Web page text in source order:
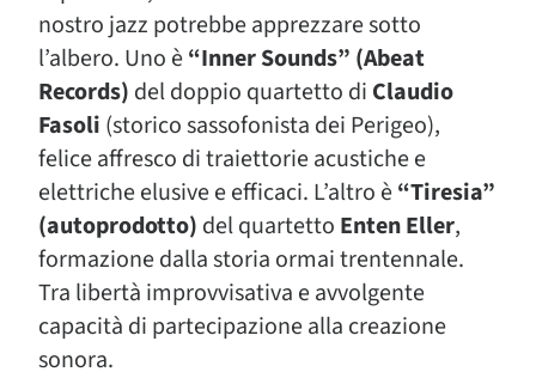
nostro jazz potrebbe apprezzare sotto
l’albero. Uno è“Inner Sounds” (Abeat
Records) del doppio quartetto di Claudio
Fasoli (storico sassofonista dei Perigeo),
felice affresco di traiettorie acustiche e
elettriche elusive e efficaci. L’altro è“Tiresia”
(autoprodotto) del quartetto Enten Eller,
formazione dalla storia ormai trentennale.
Tra libertà improvvisativa e avvolgente
capacità di partecipazione alla creazione
sonora.